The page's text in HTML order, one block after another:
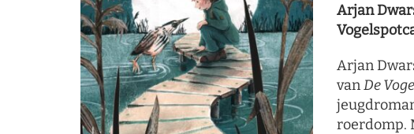
Arjan
Arjan
vanDe
roerdomp.